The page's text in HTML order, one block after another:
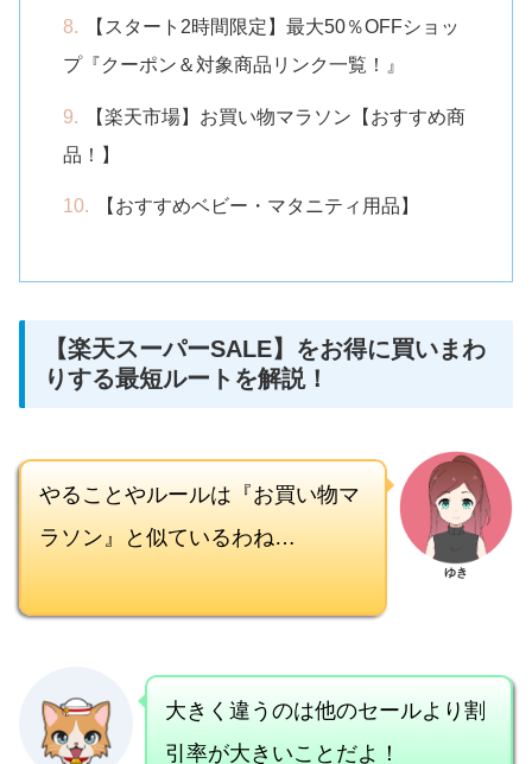
【スタート2時間限定】最大50％OFFショッ
プ『クーポン＆対象商品リンク一覧！』
【楽天市場】お買い物マラソン【おすすめ商
品！】
【おすすめベビー・マタニティ用品】
【楽天スーパーSALE】をお得に買いまわ
りする最短ルートを解説！
やることやルールは『お買い物マ
ラソン』と似ているわね…
ゆき
大きく違うのは他のセールより割
引率が大きいことだよ！